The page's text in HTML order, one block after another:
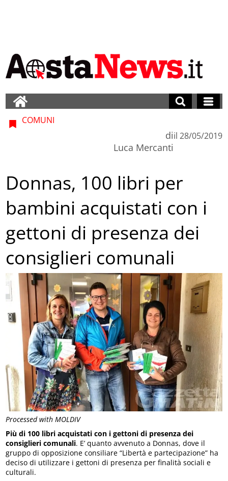
Processed with MOLDIV
COMUNI
di
Luca Mercanti
il 28/05/2019
Donnas, 100 libri per
bambini acquistati con i
gettoni di presenza dei
consiglieri comunali
Più di 100 libri acquistati con i gettoni di presenza dei
consiglieri comunali. E’ quanto avvenuto a Donnas, dove il
gruppo di opposizione consiliare “Libertà e partecipazione” ha
deciso di utilizzare i gettoni di presenza per finalità sociali e
culturali.